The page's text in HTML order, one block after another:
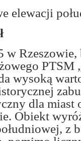
elewacji
Rzeszowie,
PTSM
wysoką
dla miast
Obiekt
z